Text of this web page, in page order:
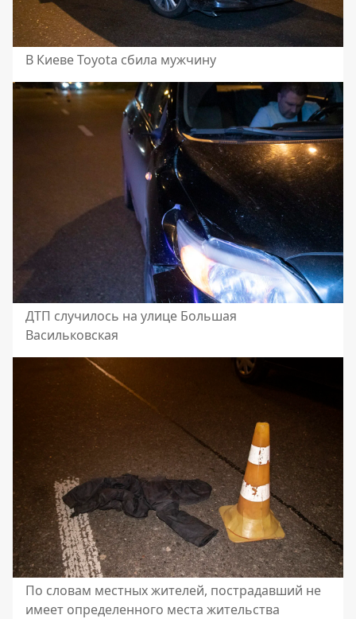
В Киеве Toyota сбила мужчину
ДТП случилось на улице Большая
Васильковская
По словам местных жителей, пострадавший не
имеет определенного места жительства